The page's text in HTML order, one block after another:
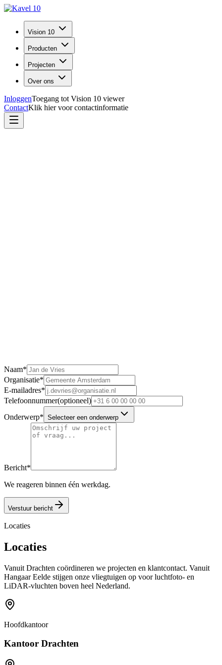
Vision 10
Producten
Projecten
Over ons
InloggenToegang tot Vision 10 viewer
ContactKlik hier voor contactinformatie
Naam*
Organisatie*
E-mailadres*
Telefoonnummer(optioneel)
Onderwerp* Selecteer een onderwerp
Bericht*
We reageren binnen één werkdag.
Verstuur bericht
Locaties
Locaties
Vanuit Drachten coördineren we projecten en klantcontact. Vanuit
Hangaar Eelde stijgen onze vliegtuigen op voor luchtfoto- en
LiDAR-vluchten boven heel Nederland.
Hoofdkantoor
Kantoor Drachten